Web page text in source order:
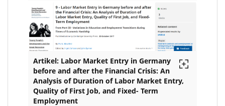
Artikel: Labor Market Entry in Germany
before and after the Financial Crisis: An
Analysis of Duration of Labor Market Entry,
Quality of First Job, and Fixed- Term
Employment